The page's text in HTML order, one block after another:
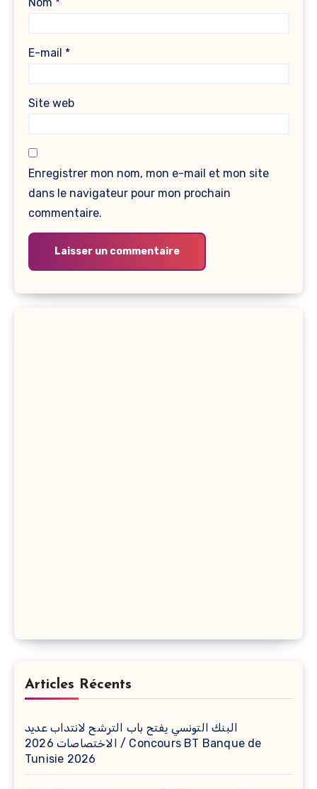
E-mail *
Site web
Enregistrer mon nom, mon e-mail et mon site
dans le navigateur pour mon prochain
commentaire.
Articles Récents
البنك التونسي يفتح باب الترشح لانتداب عديد
الاختصاصات 2026 / Concours BT Banque de
Tunisie 2026